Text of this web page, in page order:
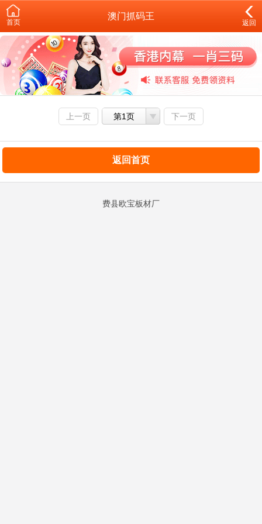
首页
澳门抓码王
返回
上一页 第1页 下一页
返回首页
费县欧宝板材厂